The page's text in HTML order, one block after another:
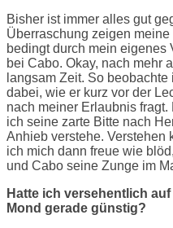
Bisher ist immer alles gut
Überraschung zeigen
bedingt durch mein eigenes
bei Cabo. Okay, nach mehr
langsam Zeit. So
dabei, wie er kurz vor der
nach meiner Erlaubnis
ich seine zarte Bitte nach
Anhieb verstehe. Verstehen
ich mich dann freue wie
und Cabo seine Zunge im
Hatte ich versehentlich
Mond gerade günstig?